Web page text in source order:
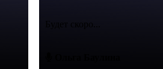
Будет скоро...